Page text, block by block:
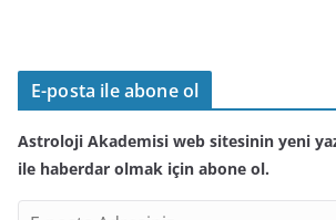
E-posta ile abone ol
Astroloji Akademisi web sitesinin yeni
ile haberdar olmak için abone ol.